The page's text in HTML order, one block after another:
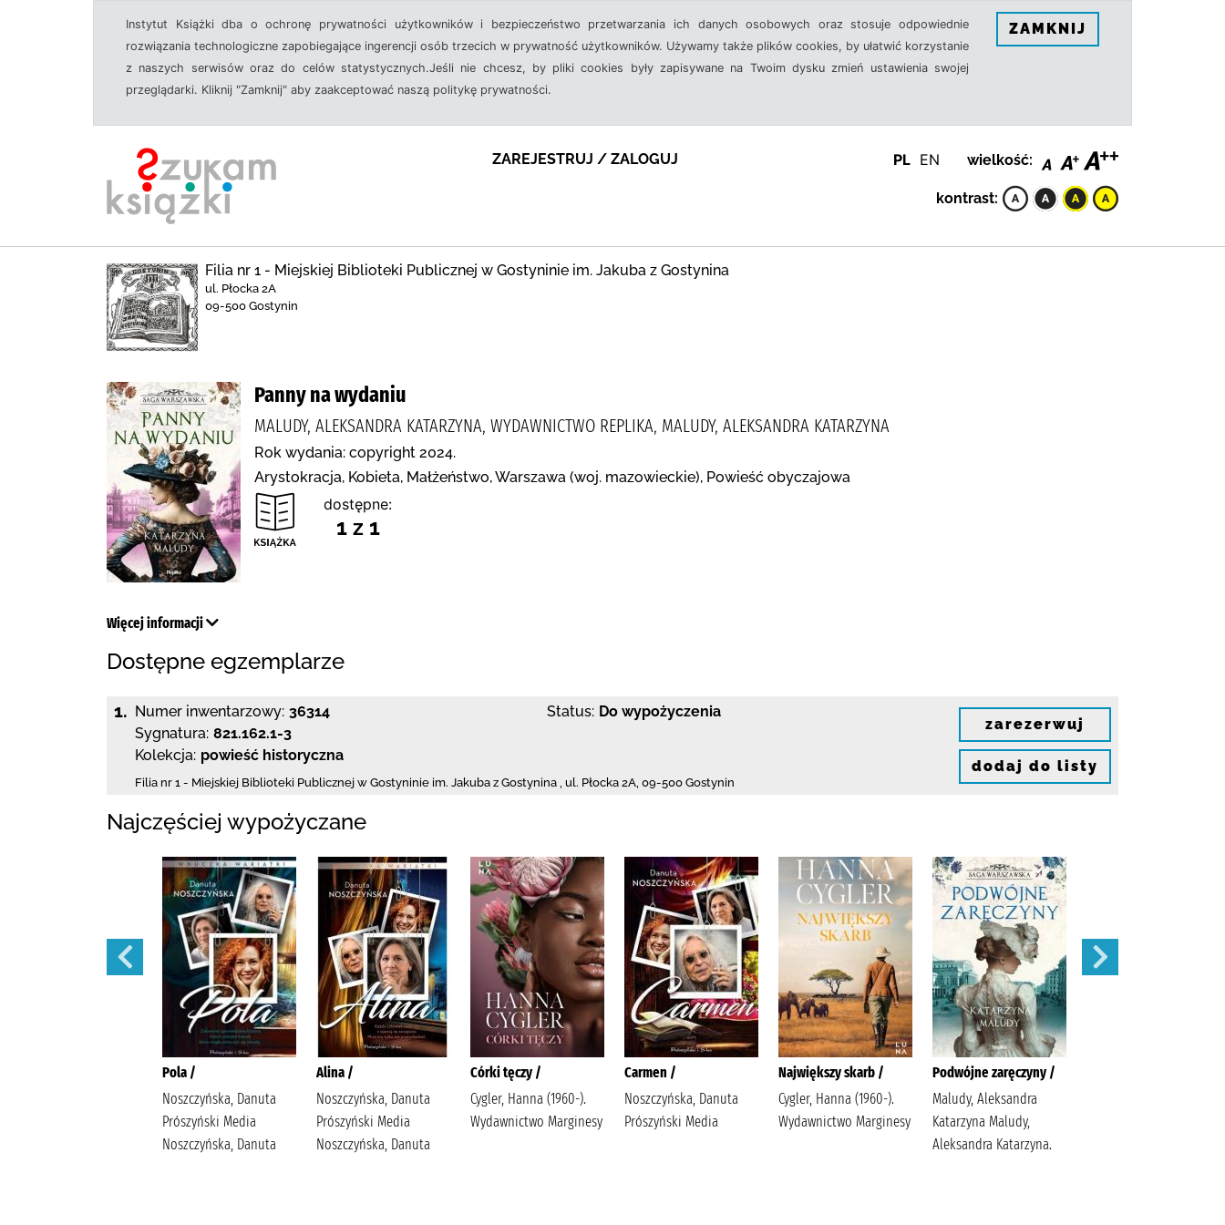
Instytut Książki dba o ochronę prywatności użytkowników i bezpieczeństwo przetwarzania ich danych osobowych oraz stosuje odpowiednie
rozwiązania technologiczne zapobiegające ingerencji osób trzecich w prywatność użytkowników. Używamy także plików cookies, by ułatwić korzystanie
z naszych serwisów oraz do celów statystycznych.Jeśli nie chcesz, by pliki cookies były zapisywane na Twoim dysku zmień ustawienia swojej
przeglądarki. Kliknij "Zamknij" aby zaakceptować naszą politykę prywatności.
ZAMKNIJ
ZAREJESTRUJ / ZALOGUJ PL EN wielkość:
kontrast:
Filia nr 1 - Miejskiej Biblioteki Publicznej w Gostyninie im. Jakuba z Gostynina
ul. Płocka 2A
09-500 Gostynin
Panny na wydaniu
MALUDY, ALEKSANDRA KATARZYNA, WYDAWNICTWO REPLIKA, MALUDY, ALEKSANDRA KATARZYNA
Rok wydania: copyright 2024.
Arystokracja, Kobieta, Małżeństwo, Warszawa (woj. mazowieckie), Powieść obyczajowa
dostępne:
1 z 1
Więcej informacji
Dostępne egzemplarze
1. Numer inwentarzowy: 36314
Sygnatura: 821.162.1-3
Kolekcja: powieść historyczna
Status: Do wypożyczenia
Filia nr 1 - Miejskiej Biblioteki Publicznej w Gostyninie im. Jakuba z Gostynina , ul. Płocka 2A, 09-500 Gostynin
zarezerwuj
dodaj do listy
Najczęściej wypożyczane
Pola /
Noszczyńska, Danuta
Prószyński Media
Noszczyńska, Danuta
Alina /
Noszczyńska, Danuta
Prószyński Media
Noszczyńska, Danuta
Córki tęczy /
Cygler, Hanna (1960-).
Wydawnictwo Marginesy
Carmen /
Noszczyńska, Danuta
Prószyński Media
Największy skarb /
Cygler, Hanna (1960-).
Wydawnictwo Marginesy
Podwójne zaręczyny /
Maludy, Aleksandra
Katarzyna Maludy,
Aleksandra Katarzyna.